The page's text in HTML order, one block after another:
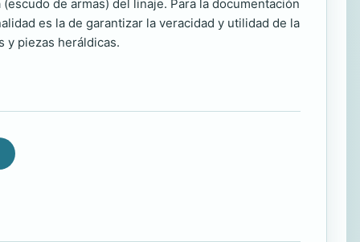
de armas) del linaje. Para la documentación
es la de garantizar la veracidad y utilidad de la
y piezas heráldicas.